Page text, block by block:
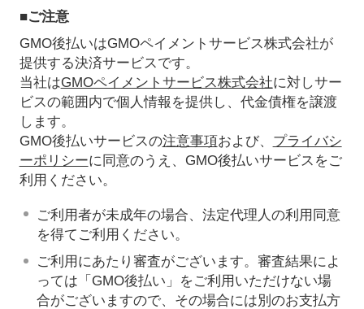
■ご注意
GMO後払いはGMOペイメントサービス株式会社が
提供する決済サービスです。
当社はGMOペイメントサービス株式会社に対しサー
ビスの範囲内で個人情報を提供し、代金債権を譲渡
します。
GMO後払いサービスの注意事項および、 プライバシ
ーポリシーに同意のうえ、GMO後払いサービスをご
利用ください。
ご利用者が未成年の場合、法定代理人の利用同意
を得てご利用ください。
ご利用にあたり審査がございます。審査結果によ
っては「GMO後払い」をご利用いただけない場
合がございますので、その場合には別のお支払方